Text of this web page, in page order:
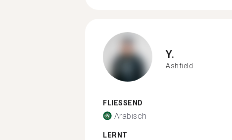
Y.
Ashfield
FLIESSEND
Arabisch
LERNT